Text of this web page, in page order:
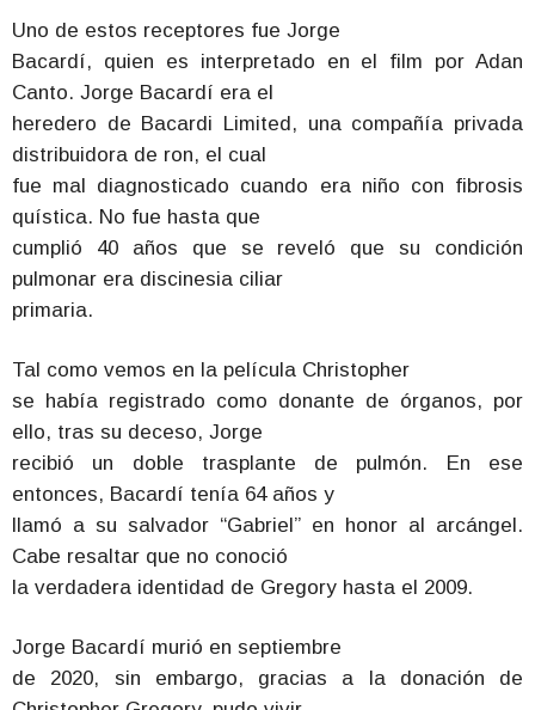
Uno de estos receptores fue Jorge
Bacardí, quien es interpretado en el film por Adan
Canto. Jorge Bacardí era el
heredero de Bacardi Limited, una compañía privada
distribuidora de ron, el cual
fue mal diagnosticado cuando era niño con fibrosis
quística. No fue hasta que
cumplió 40 años que se reveló que su condición
pulmonar era discinesia ciliar
primaria.
Tal como vemos en la película Christopher
se había registrado como donante de órganos, por
ello, tras su deceso, Jorge
recibió un doble trasplante de pulmón. En ese
entonces, Bacardí tenía 64 años y
llamó a su salvador “Gabriel” en honor al arcángel.
Cabe resaltar que no conoció
la verdadera identidad de Gregory hasta el 2009.
Jorge Bacardí murió en septiembre
de 2020, sin embargo, gracias a la donación de